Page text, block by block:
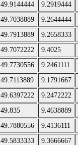
49.9144444 9.2919444
49.7038889 9.2644444
49.7913889 9.2658333
49.7072222 9.4025
49.7730556 9.2461111
49.7113889 9.1791667
49.6397222 9.2472222
49.835 9.4638889
49.7880556 9.4136111
49.5833333 9.3666667